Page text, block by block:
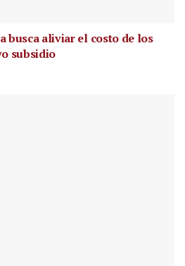
busca aliviar el costo de los
subsidio